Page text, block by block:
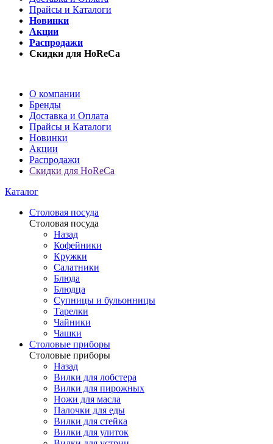
Прайсы и Каталоги
Новинки
Акции
Распродажи
Скидки для HoReCa
О компании
Бренды
Доставка и Оплата
Прайсы и Каталоги
Новинки
Акции
Распродажи
Скидки для HoReCa
Каталог
Столовая посуда
Столовая посуда
Назад
Кофейники
Кружки
Салатники
Блюда
Блюдца
Супницы и бульонницы
Тарелки
Чайники
Чашки
Cтоловые приборы
Cтоловые приборы
Назад
Вилки для лобстера
Вилки для пирожных
Ножи для масла
Палочки для еды
Вилки для стейка
Вилки для улиток